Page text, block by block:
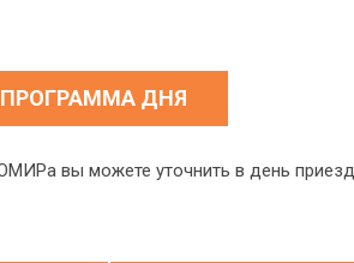
ПРОГРАММА ДНЯ
вы можете уточнить в день